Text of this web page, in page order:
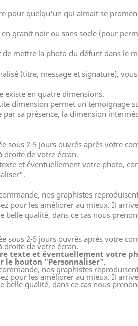
pour quelqu'un qui aimait se
granit noir ou sans socle (pour
mettre la photo du défunt dans le
(titre, message et signature),
existe en quatre dimensions.
dimension permet un témoignage
sa présence, la dimension
sous 2-5 jours ouvrés après votre
droite de votre écran.
et éventuellement votre photo,
nos graphistes
pour les améliorer au mieux. Il
belle qualité, dans ce cas nous
sous 2-5 jours ouvrés après votre
droite de votre écran.
texte et éventuellement votre
le bouton "Personnaliser".
nos graphistes
pour les améliorer au mieux. Il
belle qualité, dans ce cas nous